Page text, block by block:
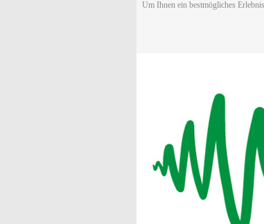
Um Ihnen ein bestmögliches